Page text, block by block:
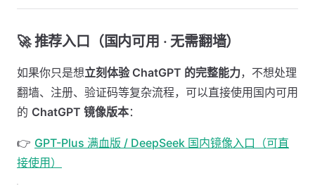
🚀 推荐入口（国内可用 · 无需翻墙） ​
如果你只是想立刻体验 ChatGPT 的完整能力，不想处理
翻墙、注册、验证码等复杂流程，可以直接使用国内可用
的 ChatGPT 镜像版本：
👉 GPT-Plus 满血版 / DeepSeek 国内镜像入口（可直
接使用）